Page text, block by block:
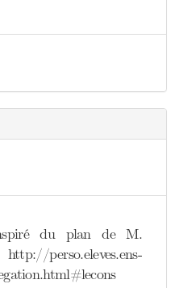
du plan de M.
perso.eleves.ens-